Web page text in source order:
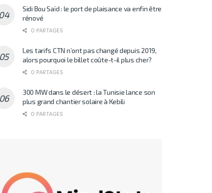
Sidi Bou Saïd : le port de plaisance va enfin être
rénové
0 PARTAGES
Les tarifs CTN n’ont pas changé depuis 2019,
alors pourquoi le billet coûte-t-il plus cher?
0 PARTAGES
300 MW dans le désert : la Tunisie lance son
plus grand chantier solaire à Kebili
0 PARTAGES